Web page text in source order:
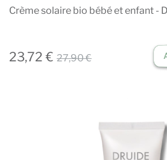
Crème solaire bio bébé et enfant -
23,72 € 27,90 €